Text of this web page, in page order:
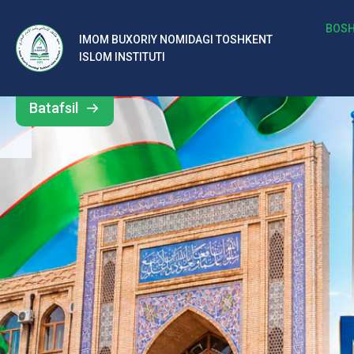
IMOM BUXORIY NOMIDAGI TOSHKENT
ISLOM INSTITUTI
b
al
ar
o‘
rt
a
si
d
Barcha
yangiliklar
Batafsil